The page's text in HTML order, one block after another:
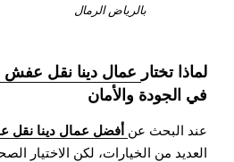
بالرياض الرمال
لماذا تختار عمال دينا نقل عفش
في الجودة والأمان
عند البحث عن أفضل عمال دينا
العديد من الخيارات، لكن الاختيار